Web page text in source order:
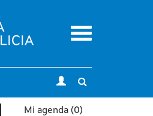
Menu
search
Mi agenda (0)